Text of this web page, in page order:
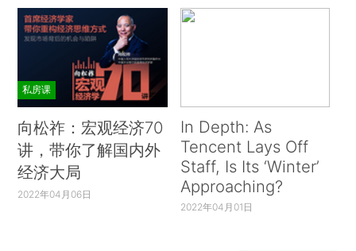
本文的下半部分将首先探讨科学界的劳动力市
场，包括对科学家劳动力供给的生命周期模型的分
析，以及对此类模型的实证检验。后续的部分内容
涉及科学知识生产的复杂性，强调研究资源在此过
程中的重要性，要求我们思考不同的筹资制度的利
弊。本文最后将讨论有关科学研究与经济增长之间
关系的实证分析。我还将指出，带有内生特征的科
学研究在新增长经济学研究中占有重要地位，并为
将来的深入研究提出某些课题建议。
私房课
向松祚：宏观经济70
讲，带你了解国内外
经济大局
2022年04月06日
In Depth: As
Tencent Lays Off
Staff, Is Its ‘Winter’
Approaching?
2022年04月01日